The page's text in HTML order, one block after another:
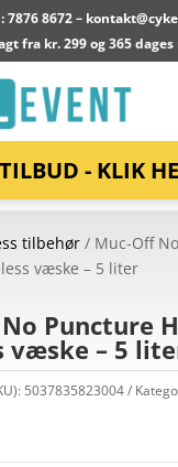
7876 8672 –
fra kr. 299 og 365
TILBUD - KLIK
tilbehør/ Muc-Off
væske – 5 liter
Puncture
væske – 5
5037835823004